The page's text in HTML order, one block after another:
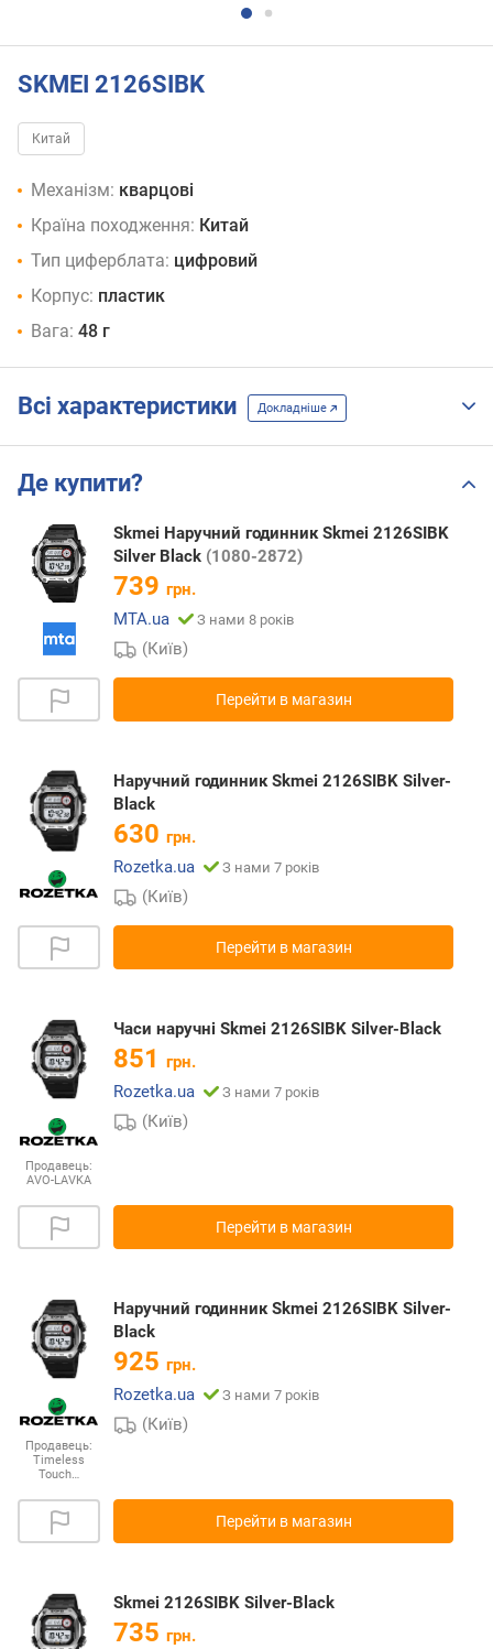
SKMEI 2126SIBK
Китай
Механізм: кварцові
Країна походження: Китай
Тип циферблата: цифровий
Корпус: пластик
Вага: 48 г
Всі характеристики Докладніше
Де купити?
Skmei Наручний годинник Skmei 2126SIBK
Silver Black (1080-2872)
739 грн.
MTA.ua
З нами 8 років
(Київ)
Перейти в магазин
Наручний годинник Skmei 2126SIBK Silver-
Black
630 грн.
Rozetka.ua
З нами 7 років
(Київ)
Перейти в магазин
Продавець:
AVO-LAVKA
Часи наручні Skmei 2126SIBK Silver-Black
851 грн.
Rozetka.ua
З нами 7 років
(Київ)
Перейти в магазин
Продавець:
Timeless
Touch…
Наручний годинник Skmei 2126SIBK Silver-
Black
925 грн.
Rozetka.ua
З нами 7 років
(Київ)
Перейти в магазин
Skmei 2126SIBK Silver-Black
735 грн.